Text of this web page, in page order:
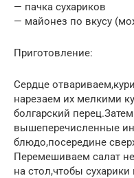
— пачка сухариков
— майонез по вкусу
Приготовление:
Сердце
нарезаем их мелкими
болгарский
вышеперечисленные
блюдо,посередине
Перемешиваем салат
на стол,чтобы